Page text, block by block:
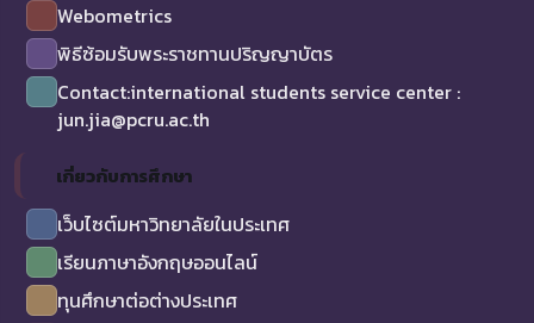
Webometrics
พิธีซ้อมรับพระราชทานปริญญาบัตร
Contact:international students service center :
jun.jia@pcru.ac.th
เกี่ยวกับการศึกษา
เว็บไซต์มหาวิทยาลัยในประเทศ
เรียนภาษาอังกฤษออนไลน์
ทุนศึกษาต่อต่างประเทศ